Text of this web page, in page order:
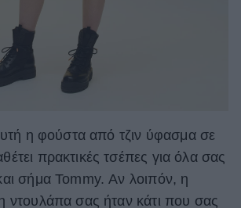
η φούστα από τζιν ύφασμα σε
πρακτικές τσέπες για όλα σας
σήμα Tommy. Αν λοιπόν, η
ντουλάπα σας ήταν κάτι που σας